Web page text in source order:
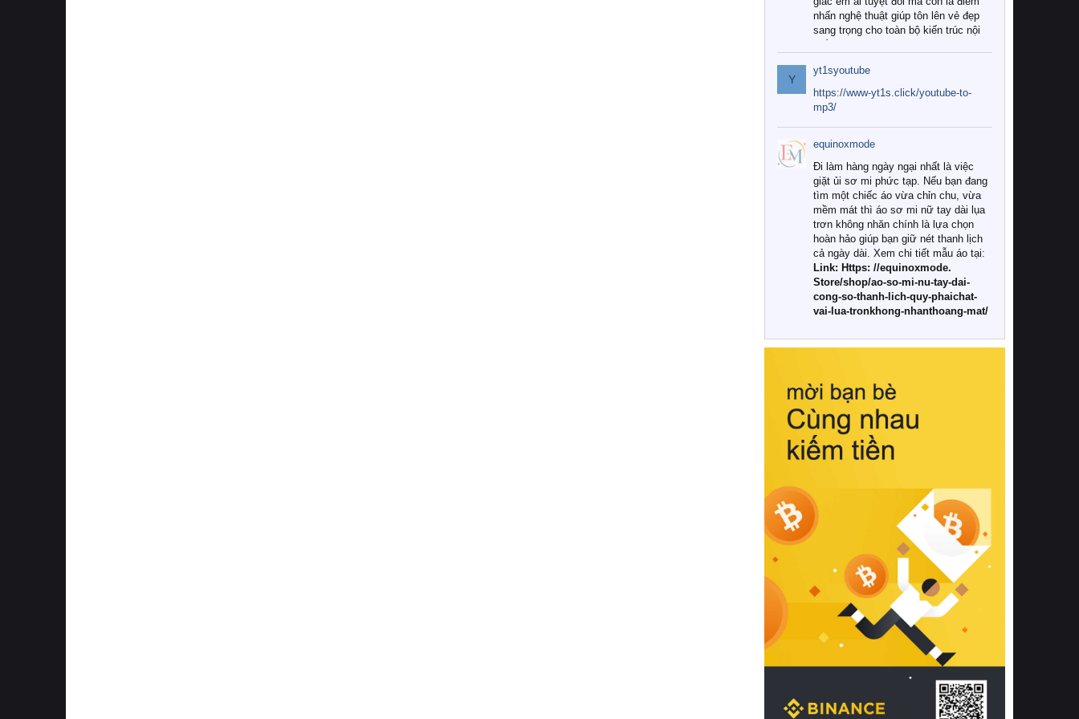
nhấn nghệ thuật giúp tôn lên vẻ đẹp
sang trọng cho toàn bộ kiến trúc nội
Tuy nhiên, giữa thị trường đa dạng
với vô vàn thương hiệu và mẫu mã
như hiện nay, làm thế nào để chọn
được những bộ chăn ga gối đệm cao
cấp thực sự chất lượng, phù hợp với
khí hậu và nhu cầu sử dụng của gia
đình? Hãy cùng chúng tôi đi tìm lời
giải đáp chi tiết qua bài viết dưới đây.
1. Tại sao các gia đình hiện đại lại ưa
chuộng chăn ga gối đệm cao cấp?
Khác với các dòng sản phẩm thông
thường, những bộ chăn ga gối đệm
cao cấp trải qua quy trình sản xuất
nghiêm ngặt từ khâu chọn lọc nguyên
liệu tự nhiên đến công nghệ dệt
nhuộm hiện đại không chứa hóa chất
này, bạn sẽ cảm nhận rõ rệt sự khác
hồi chuẩn xác của phần đệm nâng đỡ
cột sống.
Bên cạnh đó, việc lựa chọn các dòng
sản phẩm đạt chuẩn chất lượng quốc
tế còn giúp ngăn ngừa tình trạng kích
khuẩn và nấm mốc trong điều kiện
thời tiết nóng ẩm. Bạn có thể tìm hiểu
thêm các nghiên cứu khoa học về tác
động của giấc ngủ và môi trường
phòng ngủ đối với sức khỏe con
người tại Sleep Foundation (External
Link) để có cái nhìn toàn diện hơn.
2. Các tiêu chí vàng khi lựa chọn
chăn ga gối đệm cao cấp cho phòng
ngủ
Để sở hữu một bộ chăn ga gối đệm
cao cấp hoàn hảo cả về thẩm mỹ lẫn
công năng, người tiêu dùng cần cân
nhắc kỹ lưỡng các tiêu chí quan trọng
Y
yt1syoutube
https://www-yt1s.click/youtube-to-
mp3/
equinoxmode
Đi làm hàng ngày ngại nhất là việc
giặt ủi sơ mi phức tạp. Nếu bạn đang
tìm một chiếc áo vừa chỉn chu, vừa
mềm mát thì áo sơ mi nữ tay dài lụa
trơn không nhăn chính là lựa chọn
hoàn hảo giúp bạn giữ nét thanh lịch
cả ngày dài. Xem chi tiết mẫu áo tại:
Link: Https: //equinoxmode.
Store/shop/ao-so-mi-nu-tay-dai-
cong-so-thanh-lich-quy-phaichat-
vai-lua-tronkhong-nhanthoang-mat/